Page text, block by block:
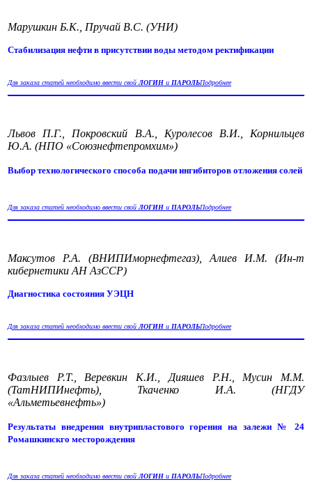
Марушкин Б.К., Пручай В.С. (УНИ)
Стабилизация нефти в присутствии воды методом ректификации
Для заказа статей необходимо ввести свойЛОГИН и ПАРОЛЬПодробнее
Львов П.Г., Покровский В.А., Куролесов В.И., Корнильцев
Ю.А. (НПО «Союзнефтепромхим»)
Выбор технологического способа подачи ингибиторов отложения солей
Для заказа статей необходимо ввести свойЛОГИН и ПАРОЛЬПодробнее
Максутов Р.А. (ВНИПИморнефтегаз), Алиев И.М. (Ин-т
кибернетики АН АзССР)
Диагностика состояния УЭЦН
Для заказа статей необходимо ввести свойЛОГИН и ПАРОЛЬПодробнее
Фазлыев Р.Т., Веревкин К.И., Дияшев Р.Н., Мусин М.М.
(ТатНИПИнефть), Ткаченко И.А. (НГДУ
«Альметьевнефть»)
Результаты внедрения внутрипластового горения на залежи № 24
Ромашкинскго месторождения
Для заказа статей необходимо ввести свойЛОГИН и ПАРОЛЬПодробнее